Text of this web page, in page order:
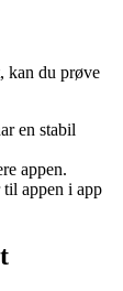
kan du prøve
en stabil
appen.
appen i app